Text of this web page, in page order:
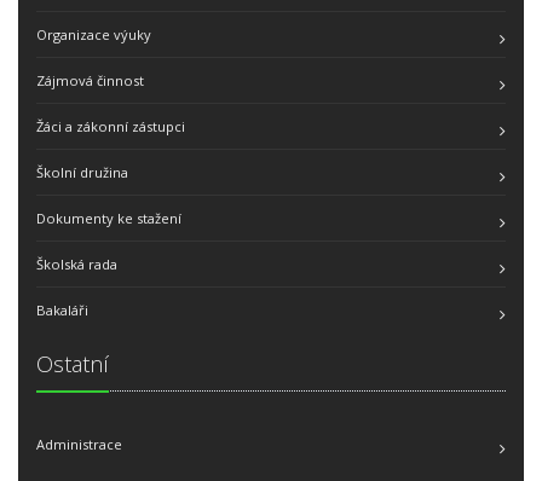
Organizace výuky
Zájmová činnost
Žáci a zákonní zástupci
Školní družina
Dokumenty ke stažení
Školská rada
Bakaláři
Ostatní
Administrace